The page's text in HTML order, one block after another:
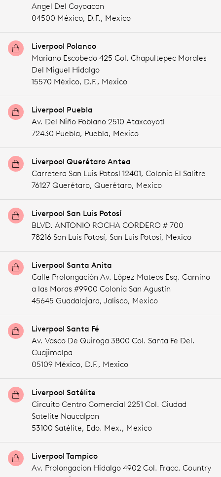
Angel Del Coyoacan
04500 México, D.F., Mexico
Liverpool Polanco
Mariano Escobedo 425 Col. Chapultepec Morales
Del Miguel Hidalgo
15570 México, D.F., Mexico
Liverpool Puebla
Av. Del Niño Poblano 2510 Ataxcoyotl
72430 Puebla, Puebla, Mexico
Liverpool Querétaro Antea
Carretera San Luis Potosí 12401, Colonia El Salitre
76127 Querétaro, Querétaro, Mexico
Liverpool San Luis Potosí
BLVD. ANTONIO ROCHA CORDERO # 700
78216 San Luis Potosí, San Luis Potosí, Mexico
Liverpool Santa Anita
Calle Prolongación Av. López Mateos Esq. Camino
a las Moras #9900 Colonia San Agustín
45645 Guadalajara, Jalisco, Mexico
Liverpool Santa Fé
Av. Vasco De Quiroga 3800 Col. Santa Fe Del.
Cuajimalpa
05109 México, D.F., Mexico
Liverpool Satélite
Circuito Centro Comercial 2251 Col. Ciudad
Satelite Naucalpan
53100 Satélite, Edo. Mex., Mexico
Liverpool Tampico
Av. Prolongacion Hidalgo 4902 Col. Fracc. Country